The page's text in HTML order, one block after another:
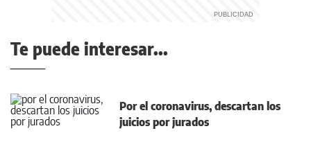
Te puede interesar...
Por el coronavirus, descartan los
juicios por jurados